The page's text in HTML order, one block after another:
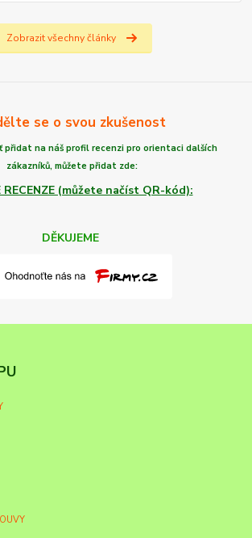
Zobrazit všechny články
se o svou zkušenost
přidat na náš profil recenzi pro orientaci dalších
zákazníků, můžete přidat zde:
RECENZE (můžete načíst QR-kód):
DĚKUJEME